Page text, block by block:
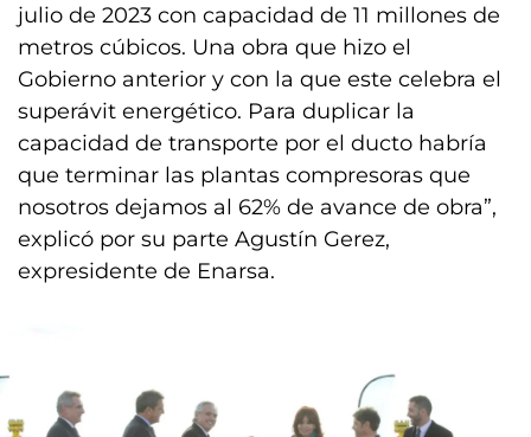
julio de 2023 con capacidad de 11 millones de
metros cúbicos. Una obra que hizo el
Gobierno anterior y con la que este celebra el
superávit energético. Para duplicar la
capacidad de transporte por el ducto habría
que terminar las plantas compresoras que
nosotros dejamos al 62% de avance de obra”,
explicó por su parte Agustín Gerez,
expresidente de Enarsa.